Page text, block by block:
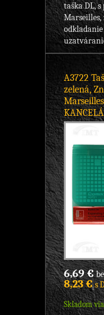
taška DL,
Marseilles,
A3722
zelená,
6,69 €
8,23 €s
Skladom